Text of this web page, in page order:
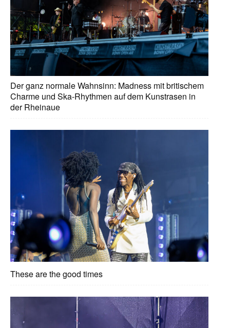
Der ganz normale Wahnsinn: Madness mit britischem
Charme und Ska-Rhythmen auf dem Kunstrasen in
der Rheinaue
These are the good times